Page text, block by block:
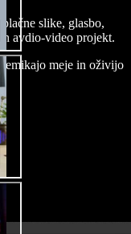
slike, glasbo,
avdio-video projekt.
meje in oživijo